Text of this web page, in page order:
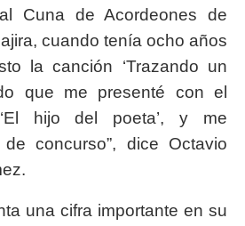
Cuna de Acordeones de
cuando tenía ocho años
la canción ‘Trazando un
que me presenté con el
hijo del poeta’, y me
concurso”, dice Octavio
una cifra importante en su